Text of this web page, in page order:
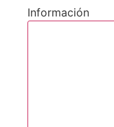
Información